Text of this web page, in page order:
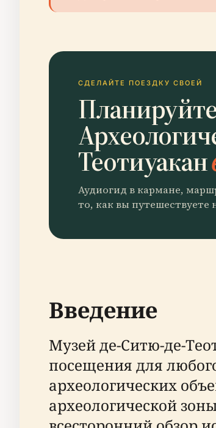
СДЕЛАЙТЕ ПОЕЗДКУ СВОЕЙ
Теотиуакан
Аудиогид в кармане,
то, как вы путешествуете
Введение
Музей де-Ситю-де-
посещения для
археологических
археологической